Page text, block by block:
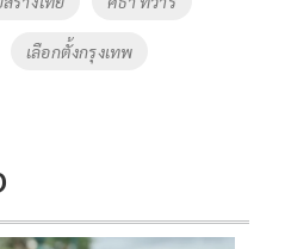
เลือกตั้งกรุงเทพ